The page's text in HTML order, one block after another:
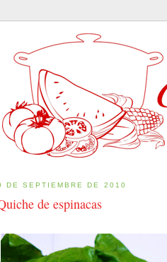
DE SEPTIEMBRE DE 2010
de espinacas